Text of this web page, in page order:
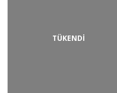
TÜKENDİ